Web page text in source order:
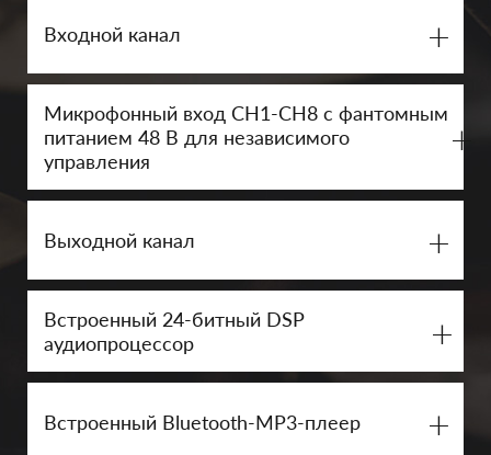
Входной канал +
Микрофонный вход CH1-CH8 с фантомным
питанием 48 В для независимого
управления
+
Выходной канал +
Встроенный 24-битный DSP
аудиопроцессор
+
Встроенный Bluetooth-MP3-плеер +